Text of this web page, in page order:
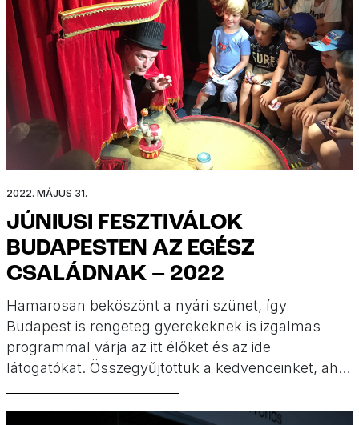
2022. MÁJUS 31.
JÚNIUSI FESZTIVÁLOK
BUDAPESTEN AZ EGÉSZ
CSALÁDNAK – 2022
Hamarosan beköszönt a nyári szünet, így
Budapest is rengeteg gyerekeknek is izgalmas
programmal várja az itt élőket és az ide
látogatókat. Összegyűjtöttük a kedvenceinket, ahol
finomságokkal és sok minden mással is várnak